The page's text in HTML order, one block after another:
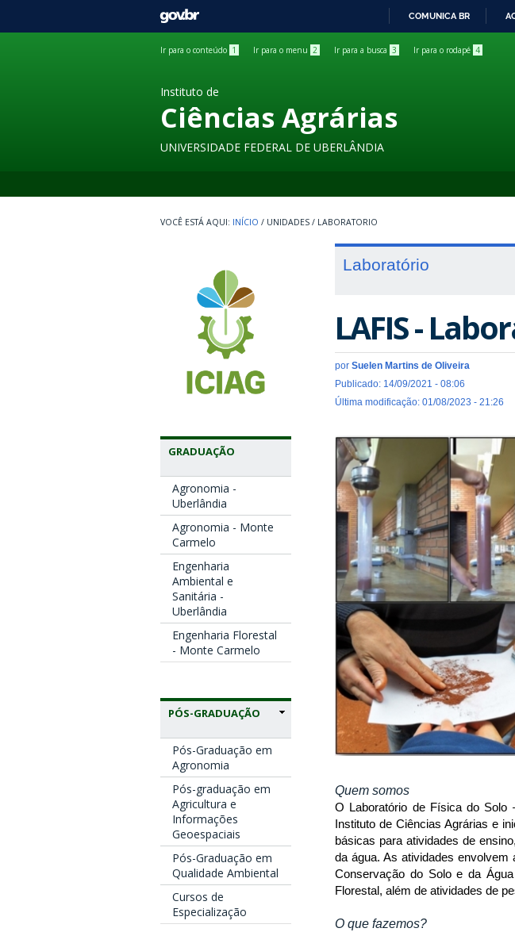
GOVBR
COMUNICA BR
Ir para o conteúdo 1 Ir para o menu 2 Ir para a busca 3 Ir para o rodapé 4
Instituto de
Ciências Agrárias
UNIVERSIDADE FEDERAL DE UBERLÂNDIA
INÍCIO / UNIDADES / LABORATORIO
GRADUAÇÃO
Agronomia -
Uberlândia
Agronomia - Monte
Carmelo
Engenharia
Ambiental e
Sanitária -
Uberlândia
Engenharia Florestal
- Monte Carmelo
PÓS-GRADUAÇÃO
Pós-Graduação em
Agronomia
Pós-graduação em
Agricultura e
Informações
Geoespaciais
Pós-Graduação em
Qualidade Ambiental
Cursos de
Especialização
Laboratório
LAFIS -
por Suelen Martins de Oliveira
Publicado: 14/09/2021 - 08:06
Última modificação: 01/08/2023 - 21:26
Quem somos
O Laboratório de Física do Solo
Instituto de Ciências Agrárias e
básicas para atividades de
da água. As atividades
Conservação do Solo e da
Florestal, além de atividades de
O que fazemos?